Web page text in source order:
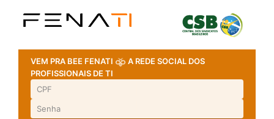
VEM PRA BEE FENATI
A REDE SOCIAL DOS
PROFISSIONAIS DE TI